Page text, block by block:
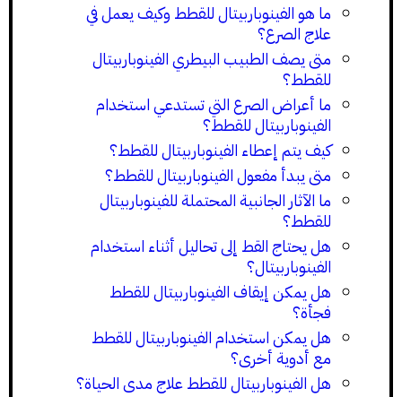
ما هو الفينوباربيتال للقطط وكيف يعمل في
علاج الصرع؟
متى يصف الطبيب البيطري الفينوباربيتال
للقطط؟
ما أعراض الصرع التي تستدعي استخدام
الفينوباربيتال للقطط؟
كيف يتم إعطاء الفينوباربيتال للقطط؟
متى يبدأ مفعول الفينوباربيتال للقطط؟
ما الآثار الجانبية المحتملة للفينوباربيتال
للقطط؟
هل يحتاج القط إلى تحاليل أثناء استخدام
الفينوباربيتال؟
هل يمكن إيقاف الفينوباربيتال للقطط
فجأة؟
هل يمكن استخدام الفينوباربيتال للقطط
مع أدوية أخرى؟
هل الفينوباربيتال للقطط علاج مدى الحياة؟